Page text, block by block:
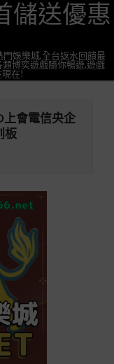
儲送優惠
娛樂城,全台返水回饋最
博奕遊戲隨你暢遊,遊戲
在!
會電信央企
板